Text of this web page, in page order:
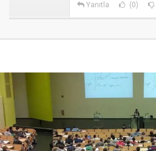
Yanıtla (0)